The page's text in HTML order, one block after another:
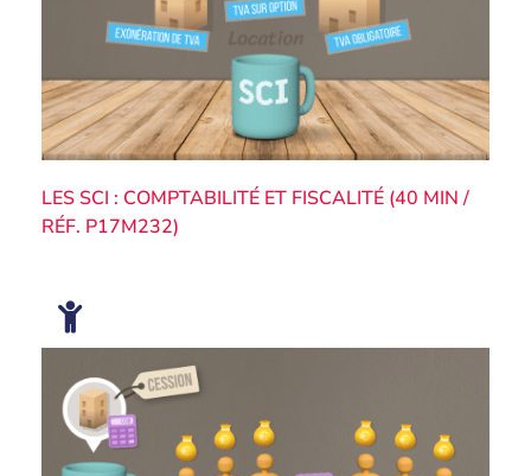
LES SCI : COMPTABILITÉ ET FISCALITÉ (40 MIN /
RÉF. P17M232)